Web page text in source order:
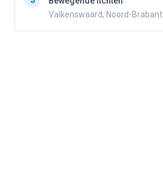
Valkenswaard, Noord-Brabant